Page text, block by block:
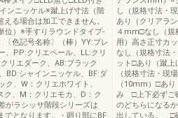
ンニッケル※蹴上げ寸法（階
る場合は加工できません。
位）※手すりラウンドタイプ‐
〔色記号名称〕（棒）YY:プレ
、PP:クリエペール、LL:クリ
リエダーク、AB:ブラック
BD:シャインニッケル、BF:ダ
ク、W：クリエホワイト、
ク、M：クリエモカ、D：ク
がラシッサ階段シリーズは
でとなります。・廻り部にBF
し（規格寸法・
あり（クリアラ
４mm□なし（規
用）高さ正寸カ
なし（規格寸法
ット□あり（蹴
（規格寸法・
（10mm）□あ
み □上下必ずご
のどちらになる
出している。 □